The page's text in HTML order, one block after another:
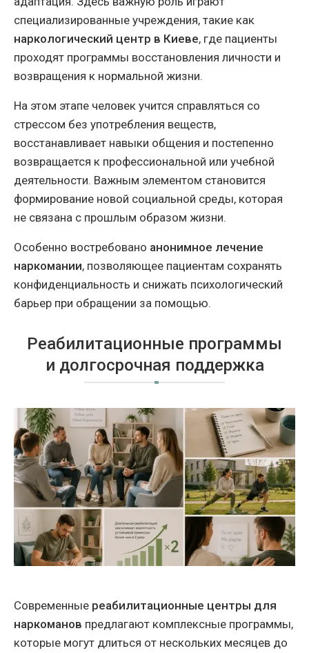
специализированные учреждения, такие как
наркологический центр в Киеве, где пациенты
проходят программы восстановления личности и
возвращения к нормальной жизни.
На этом этапе человек учится справляться со
стрессом без употребления веществ,
восстанавливает навыки общения и постепенно
возвращается к профессиональной или учебной
деятельности. Важным элементом становится
формирование новой социальной среды, которая
не связана с прошлым образом жизни.
Особенно востребовано анонимное лечение
наркомании, позволяющее пациентам сохранять
конфиденциальность и снижать психологический
барьер при обращении за помощью.
Реабилитационные программы
и долгосрочная поддержка
Современные реабилитационные центры для
наркоманов предлагают комплексные программы,
которые могут длиться от нескольких месяцев до